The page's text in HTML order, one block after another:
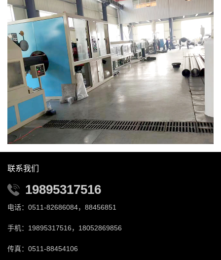
联系我们
19895317516
电话：0511-82686084，88456851
手机：19895317516，18052869856
传真：0511-88454106